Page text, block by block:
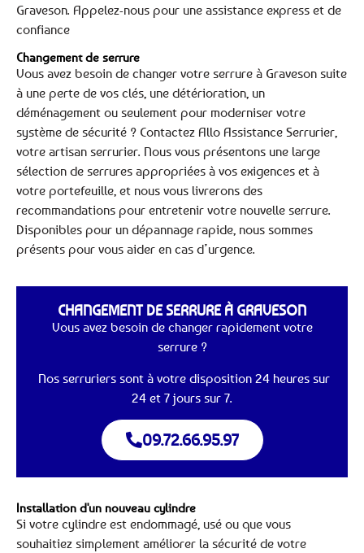
Graveson. Appelez-nous pour une assistance express et de
confiance
Changement de serrure
Vous avez besoin de changer votre serrure à Graveson suite
à une perte de vos clés, une détérioration, un
déménagement ou seulement pour moderniser votre
système de sécurité ? Contactez Allo Assistance Serrurier,
votre artisan serrurier. Nous vous présentons une large
sélection de serrures appropriées à vos exigences et à
votre portefeuille, et nous vous livrerons des
recommandations pour entretenir votre nouvelle serrure.
Disponibles pour un dépannage rapide, nous sommes
présents pour vous aider en cas d’urgence.
CHANGEMENT DE SERRURE À GRAVESON
Vous avez besoin de changer rapidement votre
serrure ?
Nos serruriers sont à votre disposition 24 heures sur
24 et 7 jours sur 7.
09.72.66.95.97
Installation d'un nouveau cylindre
Si votre cylindre est endommagé, usé ou que vous
souhaitiez simplement améliorer la sécurité de votre